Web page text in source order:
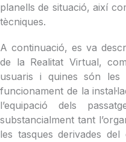
planells de situació, així
tècniques.
A continuació, es va
de la Realitat Virtual,
usuaris i quines són les
funcionament de la
l’equipació dels
substancialment tant
les tasques derivades